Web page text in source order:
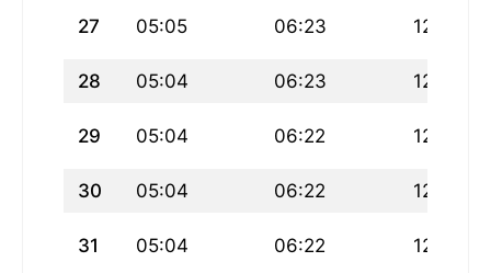
27 05:05 06:23 12:29
28 05:04 06:23 12:29
29 05:04 06:22 12:29
30 05:04 06:22 12:28
31 05:04 06:22 12:28